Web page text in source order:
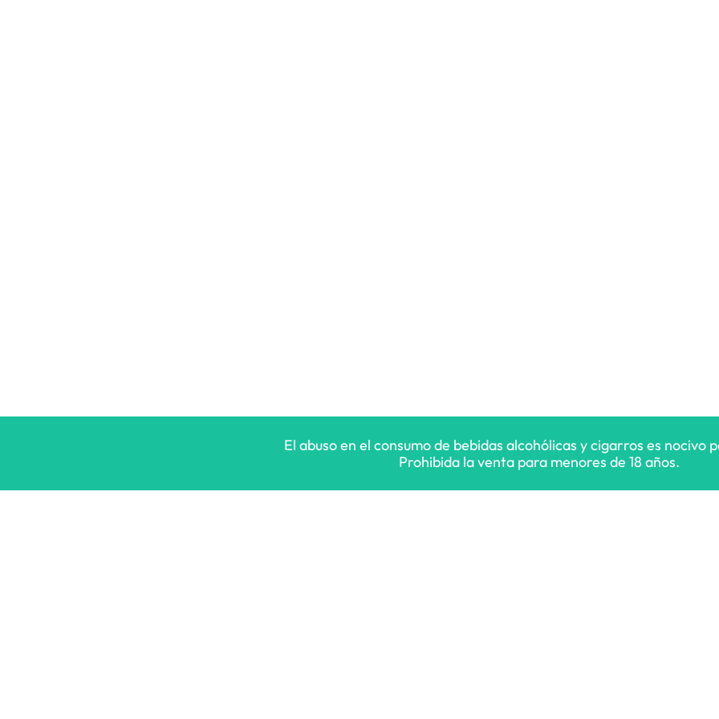
El abuso en el consumo de bebidas alcohólicas y cigarros es nocivo
Prohibida la venta para menores de 18 años.